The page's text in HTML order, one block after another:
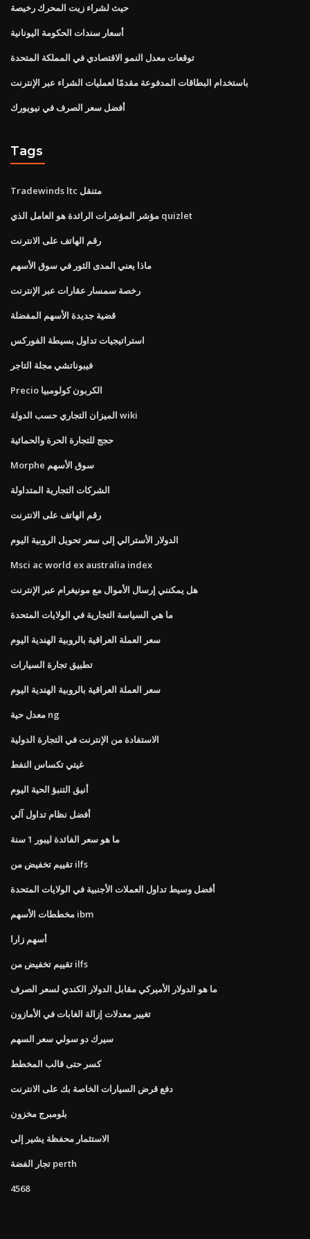
حيث لشراء زيت المحرك رخيصة
أسعار سندات الحكومة اليونانية
توقعات معدل النمو الاقتصادي في المملكة المتحدة
باستخدام البطاقات المدفوعة مقدمًا لعمليات الشراء عبر الإنترنت
أفضل سعر الصرف في نيويورك
Tags
Tradewinds ltc متنقل
مؤشر المؤشرات الرائدة هو العامل الذي quizlet
رقم الهاتف على الانترنت
ماذا يعني المدى الثور في سوق الأسهم
رخصة سمسار عقارات عبر الإنترنت
قضية جديدة الأسهم المفضلة
استراتيجيات تداول بسيطة الفوركس
فيبوناتشي مجلة التاجر
Precio الكربون كولومبيا
الميزان التجاري حسب الدولة wiki
حجج للتجارة الحرة والحمائية
Morphe سوق الأسهم
الشركات التجارية المتداولة
رقم الهاتف على الانترنت
الدولار الأسترالي إلى سعر تحويل الروبية اليوم
Msci ac world ex australia index
هل يمكنني إرسال الأموال مع مونيغرام عبر الإنترنت
ما هي السياسة التجارية في الولايات المتحدة
سعر العملة العراقية بالروبية الهندية اليوم
تطبيق تجارة السيارات
سعر العملة العراقية بالروبية الهندية اليوم
معدل حية ng
الاستفادة من الإنترنت في التجارة الدولية
غيتي تكساس النفط
أنيق التنبؤ الحية اليوم
أفضل نظام تداول آلي
ما هو سعر الفائدة ليبور 1 سنة
تقييم تخفيض من ilfs
أفضل وسيط تداول العملات الأجنبية في الولايات المتحدة
مخططات الأسهم ibm
أسهم زارا
تقييم تخفيض من ilfs
ما هو الدولار الأميركي مقابل الدولار الكندي لسعر الصرف
تغيير معدلات إزالة الغابات في الأمازون
سيرك دو سولي سعر السهم
كسر حتى قالب المخطط
دفع قرض السيارات الخاصة بك على الانترنت
بلومبرج مخزون
الاستثمار محفظة يشير إلى
تجار الفضة perth
4568